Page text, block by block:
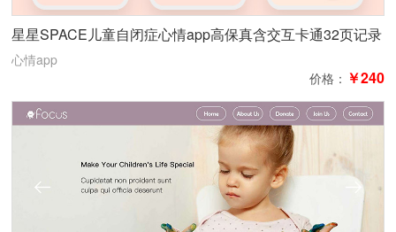
星星SPACE儿童自闭症心情app高保真含交互卡通32页记录
日历橙色编辑
心情app
价格： ￥240